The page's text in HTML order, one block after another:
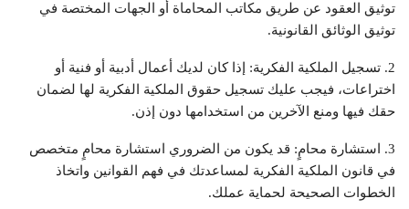
توثيق العقود عن طريق مكاتب المحاماة أو الجهات المختصة في
توثيق الوثائق القانونية.
2. تسجيل الملكية الفكرية: إذا كان لديك أعمال أدبية أو فنية أو
اختراعات، فيجب عليك تسجيل حقوق الملكية الفكرية لها لضمان
حقك فيها ومنع الآخرين من استخدامها دون إذن.
3. استشارة محامٍ: قد يكون من الضروري استشارة محامٍ متخصص
في قانون الملكية الفكرية لمساعدتك في فهم القوانين واتخاذ
الخطوات الصحيحة لحماية عملك.